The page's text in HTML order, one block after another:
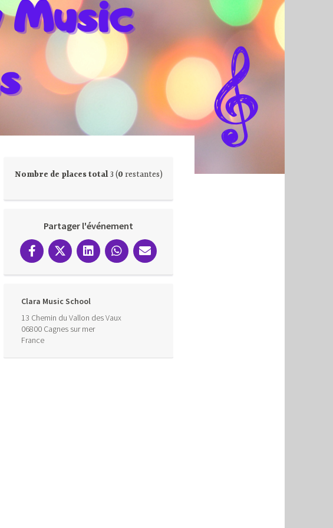
Nombre de places total3 (0 restantes)
Partager l'événement
Clara Music School
13 Chemin du Vallon des Vaux
06800 Cagnes sur mer
France